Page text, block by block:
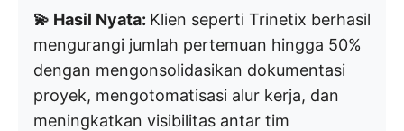
💫 Hasil Nyata: Klien seperti Trinetix berhasil
mengurangi jumlah pertemuan hingga 50%
dengan mengonsolidasikan dokumentasi
proyek, mengotomatisasi alur kerja, dan
meningkatkan visibilitas antar tim